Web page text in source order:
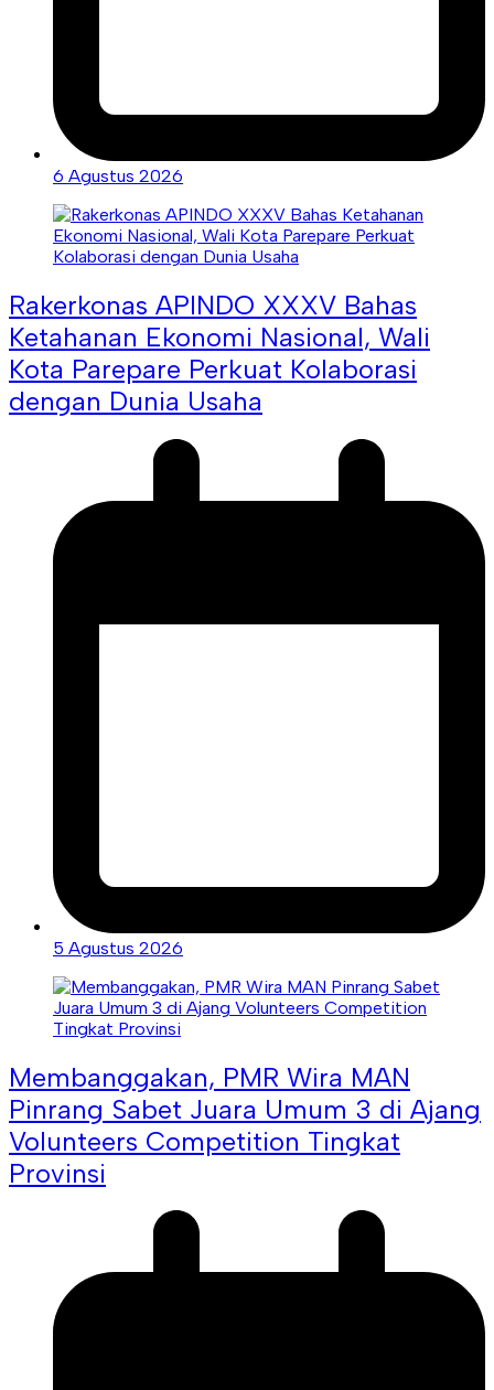
6 Agustus 2026
Rakerkonas APINDO XXXV Bahas
Ketahanan Ekonomi Nasional, Wali
Kota Parepare Perkuat Kolaborasi
dengan Dunia Usaha
5 Agustus 2026
Membanggakan, PMR Wira MAN
Pinrang Sabet Juara Umum 3 di Ajang
Volunteers Competition Tingkat
Provinsi